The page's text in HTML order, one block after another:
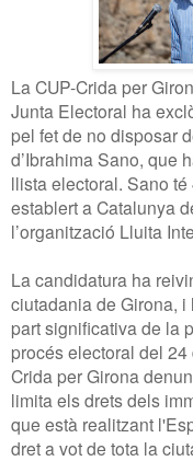
La CUP-Crida per
Junta Electoral ha
pel fet de no disposar
d’Ibrahima Sano, que
llista electoral. Sano
establert a Catalunya
l’organització Lluita
La candidatura ha
ciutadania de Girona, i
part significativa de la
procés electoral del 24
Crida per Girona
limita els drets dels
que està realitzant
dret a vot de tota la